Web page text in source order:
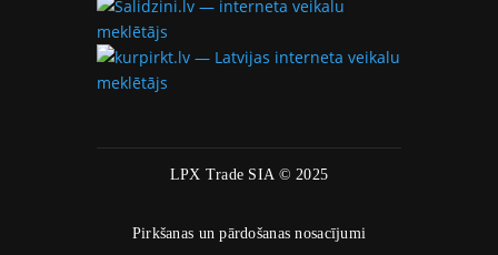
LPX Trade SIA © 2025
Pirkšanas un pārdošanas nosacījumi